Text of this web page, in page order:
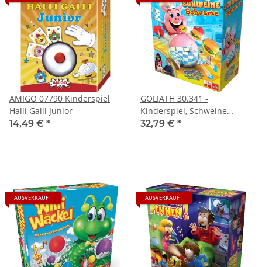
AMIGO 07790 Kinderspiel
Halli Galli Junior
14,49 € *
GOLIATH 30.341 -
Kinderspiel, Schweine
Schwarte
32,79 € *
AUSVERKAUFT AUSVERKAUFT